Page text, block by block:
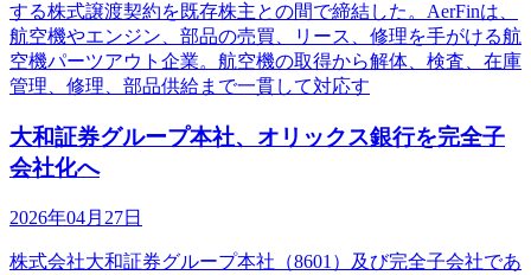
する株式譲渡契約を既存株主との間で締結した。AerFinは、
航空機やエンジン、部品の売買、リース、修理を手がける航
空機パーツアウト企業。航空機の取得から解体、検査、在庫
管理、修理、部品供給まで一貫して対応す
大和証券グループ本社、オリックス銀行を完全子
会社化へ
2026年04月27日
株式会社大和証券グループ本社（8601）及び完全子会社であ